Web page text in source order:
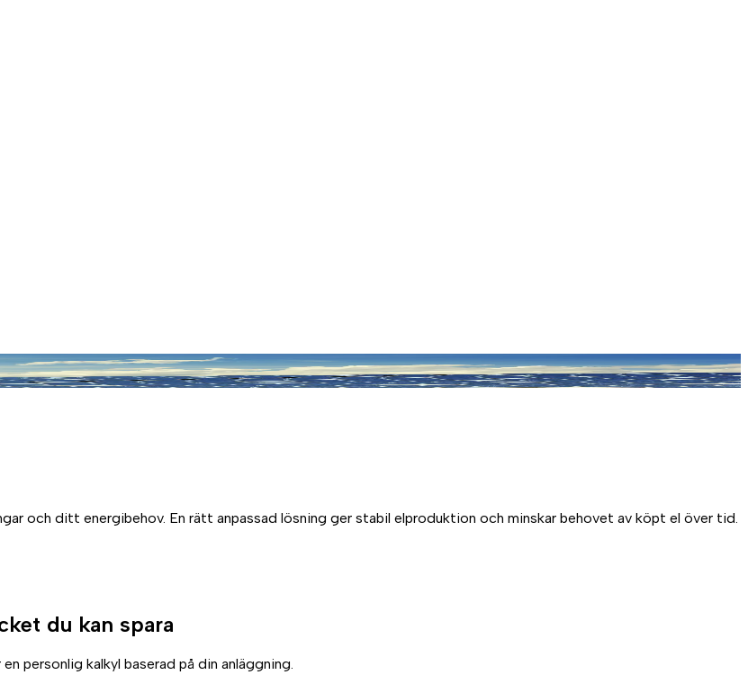
och ditt energibehov. En rätt anpassad lösning ger stabil elproduktion och minskar behovet av köpt el över tid.
du kan spara
personlig kalkyl baserad på din anläggning.